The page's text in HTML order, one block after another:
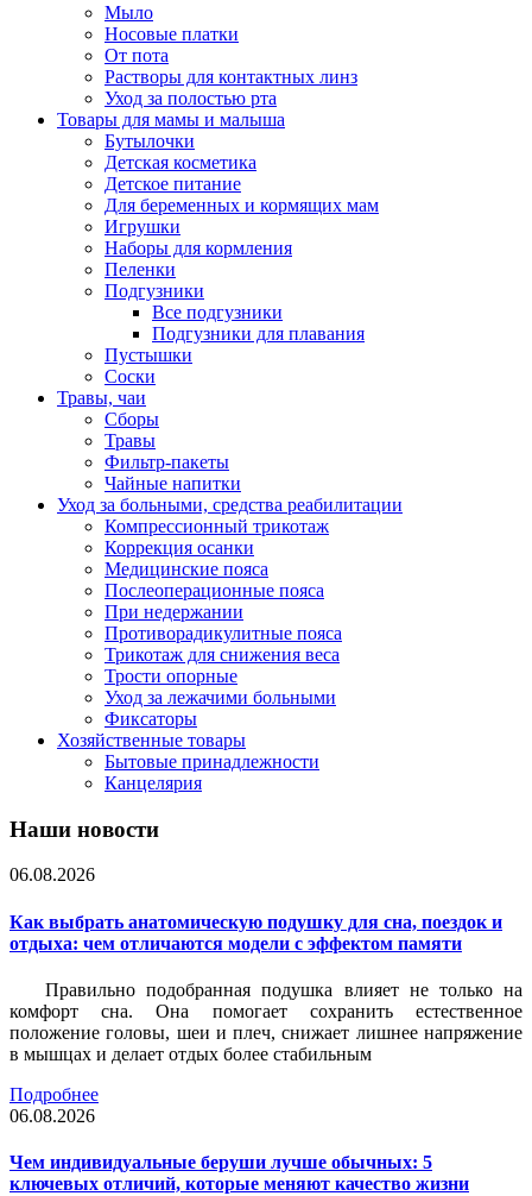
Мыло
Носовые платки
От пота
Растворы для контактных линз
Уход за полостью рта
Товары для мамы и малыша
Бутылочки
Детская косметика
Детское питание
Для беременных и кормящих мам
Игрушки
Наборы для кормления
Пеленки
Подгузники
Все подгузники
Подгузники для плавания
Пустышки
Соски
Травы, чаи
Сборы
Травы
Фильтр-пакеты
Чайные напитки
Уход за больными, средства реабилитации
Компрессионный трикотаж
Коррекция осанки
Медицинские пояса
Послеоперационные пояса
При недержании
Противорадикулитные пояса
Трикотаж для снижения веса
Трости опорные
Уход за лежачими больными
Фиксаторы
Хозяйственные товары
Бытовые принадлежности
Канцелярия
Наши новости
06.08.2026
Как выбрать анатомическую подушку для сна, поездок и
отдыха: чем отличаются модели с эффектом памяти
Правильно подобранная подушка влияет не только на
комфорт сна. Она помогает сохранить естественное
положение головы, шеи и плеч, снижает лишнее напряжение
в мышцах и делает отдых более стабильным
Подробнее
06.08.2026
Чем индивидуальные беруши лучше обычных: 5
ключевых отличий, которые меняют качество жизни